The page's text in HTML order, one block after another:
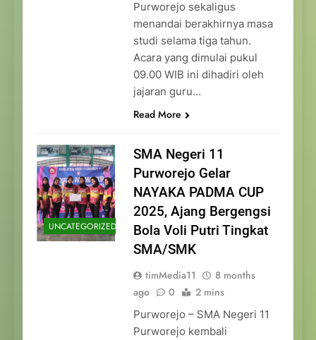
Purworejo sekaligus
menandai berakhirnya masa
studi selama tiga tahun.
Acara yang dimulai pukul
09.00 WIB ini dihadiri oleh
jajaran guru…
Read More
UNCATEGORIZED
SMA Negeri 11
Purworejo Gelar
NAYAKA PADMA CUP
2025, Ajang Bergengsi
Bola Voli Putri Tingkat
SMA/SMK
timMedia11
8 months
ago
0 2 mins
Purworejo – SMA Negeri 11
Purworejo kembali